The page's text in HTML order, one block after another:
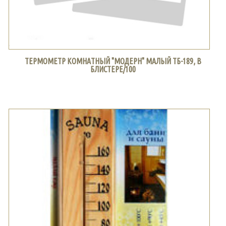
ТЕРМОМЕТР КОМНАТНЫЙ "МОДЕРН" МАЛЫЙ ТБ-189, В
БЛИСТЕРЕ/100